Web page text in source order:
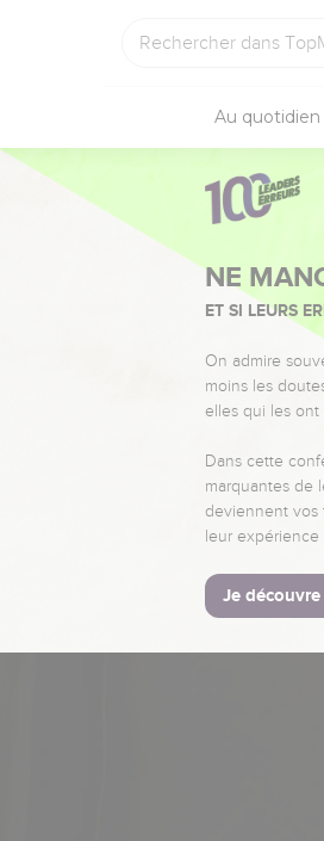
Au quotidien
NE
ET SI LEURS
On admire
moins les
elles qui les ont
Dans cette
marquantes de
deviennent vos
leur expérience
Je découvre